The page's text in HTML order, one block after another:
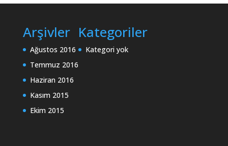
Arşivler
Ağustos 2016
Temmuz 2016
Haziran 2016
Kasım 2015
Ekim 2015
Kategoriler
Kategori yok